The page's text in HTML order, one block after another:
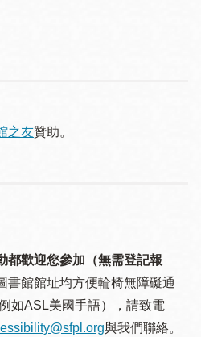
之友贊助。
都歡迎您參加（無需登記報
書館館址均方便輪椅無障礙通
如ASL美國手語），請致電
與我們聯絡。